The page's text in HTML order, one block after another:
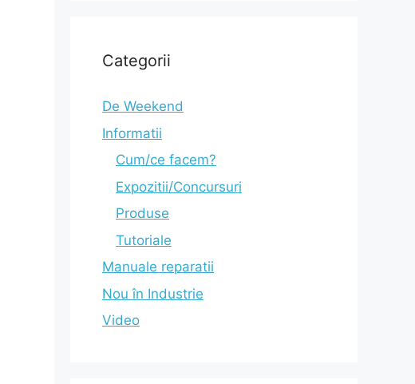
Categorii
De Weekend
Informatii
Cum/ce facem?
Expozitii/Concursuri
Produse
Tutoriale
Manuale reparatii
Nou în Industrie
Video